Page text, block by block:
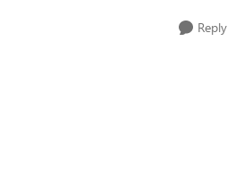
Reply